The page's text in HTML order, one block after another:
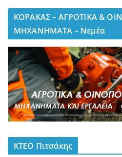
ΚΟΡΑΚΑΣ – ΑΓΡΟΤΙΚΑ &
ΜΗΧΑΝΗΜΑΤΑ – Νεμέα
ΚΤΕΟ Πιτσάκης